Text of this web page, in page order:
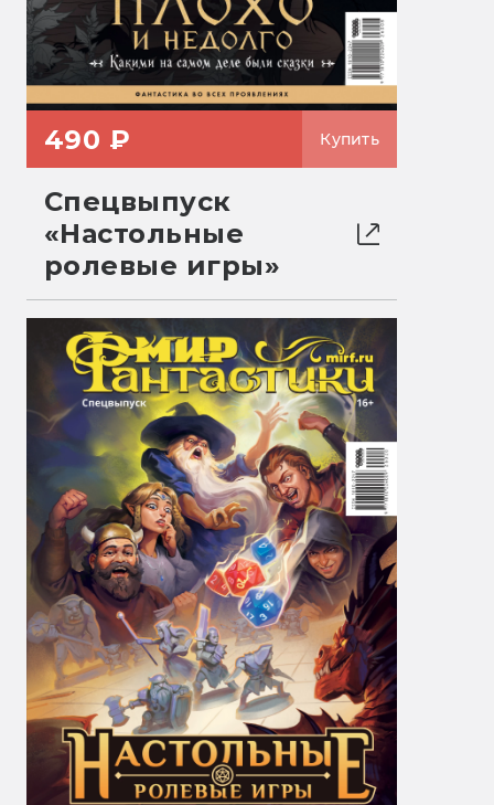
490 ₽ Купить
Спецвыпуск
«Настольные
ролевые игры»